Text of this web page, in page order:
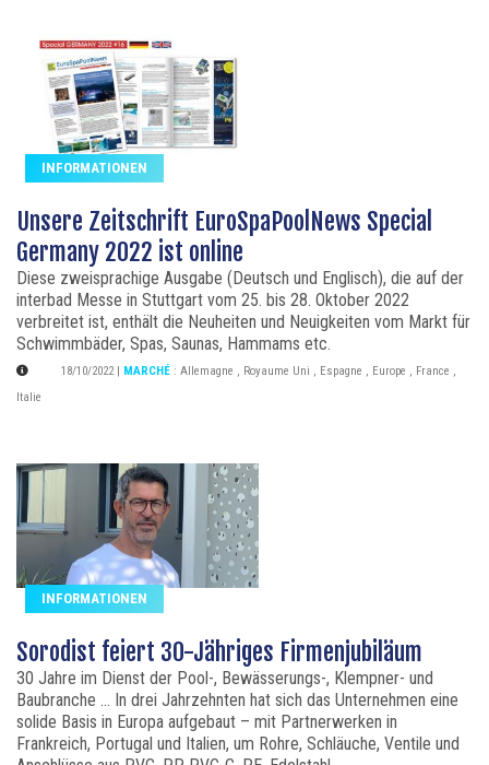
INFORMATIONEN
Unsere Zeitschrift EuroSpaPoolNews Special
Germany 2022 ist online
Diese zweisprachige Ausgabe (Deutsch und Englisch), die auf der
interbad Messe in Stuttgart vom 25. bis 28. Oktober 2022
verbreitet ist, enthält die Neuheiten und Neuigkeiten vom Markt für
Schwimmbäder, Spas, Saunas, Hammams etc.
18/10/2022 MARCHÉ : Allemagne , Royaume Uni , Espagne , Europe , France ,
Italie
INFORMATIONEN
Sorodist feiert 30-Jähriges Firmenjubiläum
30 Jahre im Dienst der Pool-, Bewässerungs-, Klempner- und
Baubranche ... In drei Jahrzehnten hat sich das Unternehmen eine
solide Basis in Europa aufgebaut – mit Partnerwerken in
Frankreich, Portugal und Italien, um Rohre, Schläuche, Ventile und